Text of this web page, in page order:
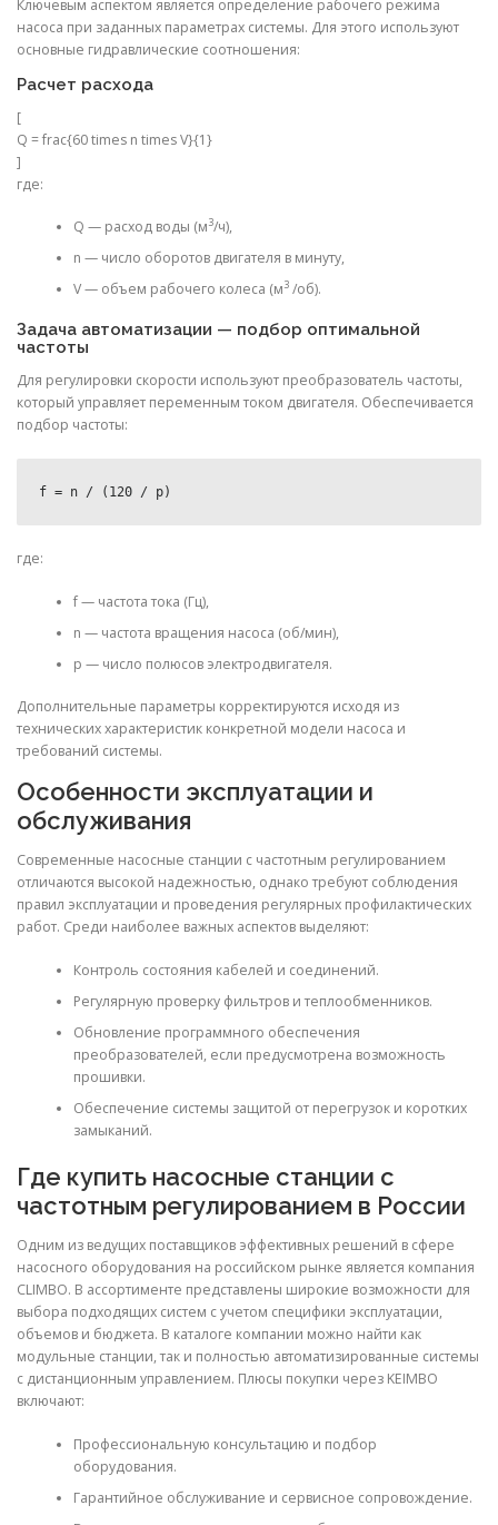
Ключевым аспектом является определение рабочего режима
насоса при заданных параметрах системы. Для этого используют
основные гидравлические соотношения:
Расчет расхода
[
Q = frac{60 times n times V}{1}
]
где:
Q — расход воды (м3/ч),
n — число оборотов двигателя в минуту,
V — объем рабочего колеса (м3/об).
Задача автоматизации — подбор оптимальной
частоты
Для регулировки скорости используют преобразователь частоты,
который управляет переменным током двигателя. Обеспечивается
подбор частоты:
где:
f — частота тока (Гц),
n — частота вращения насоса (об/мин),
p — число полюсов электродвигателя.
Дополнительные параметры корректируются исходя из
технических характеристик конкретной модели насоса и
требований системы.
Особенности эксплуатации и
обслуживания
Современные насосные станции с частотным регулированием
отличаются высокой надежностью, однако требуют соблюдения
правил эксплуатации и проведения регулярных профилактических
работ. Среди наиболее важных аспектов выделяют:
Контроль состояния кабелей и соединений.
Регулярную проверку фильтров и теплообменников.
Обновление программного обеспечения
преобразователей, если предусмотрена возможность
прошивки.
Обеспечение системы защитой от перегрузок и коротких
замыканий.
Где купить насосные станции с
частотным регулированием в России
Одним из ведущих поставщиков эффективных решений в сфере
насосного оборудования на российском рынке является компания
CLIMBO. В ассортименте представлены широкие возможности для
выбора подходящих систем с учетом специфики эксплуатации,
объемов и бюджета. В каталоге компании можно найти как
модульные станции, так и полностью автоматизированные системы
с дистанционным управлением. Плюсы покупки через KEIMBO
включают:
Профессиональную консультацию и подбор
оборудования.
Гарантийное обслуживание и сервисное сопровождение.